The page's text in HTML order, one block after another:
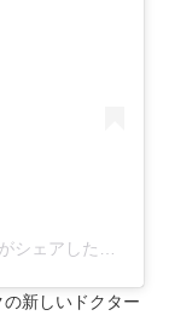
新しいドクター